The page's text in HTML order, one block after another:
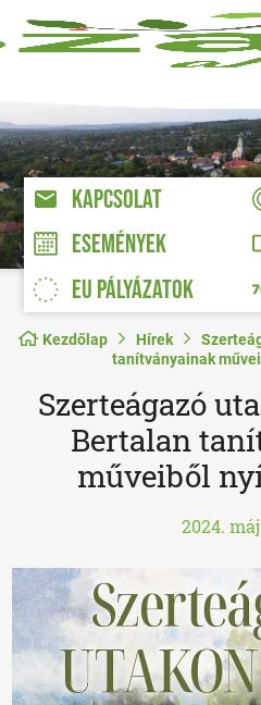
KAPCSOLAT
ESEMÉNYEK
EU PÁLYÁZATOK
Kezdőlap Hírek
tanítványainak
Szerteágazó
Bertalan
műveiből
2024.